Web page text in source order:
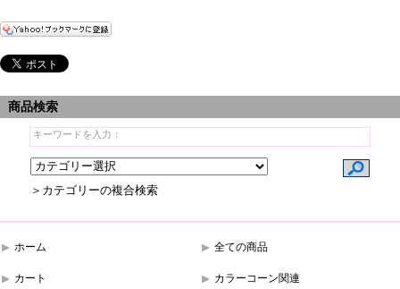
商品検索
＞カテゴリーの複合検索
ホーム
カート
全ての商品
カラーコーン関連